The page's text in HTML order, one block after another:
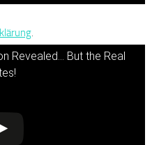
.
Revealed… But the Real